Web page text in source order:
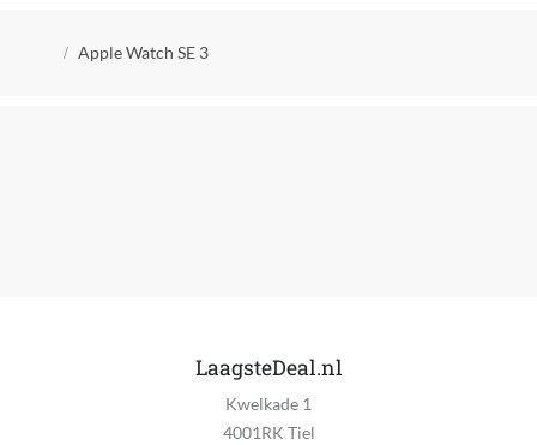
Kruimelpad
Apple Watch SE 3
LaagsteDeal.nl
Kwelkade 1
4001RK Tiel